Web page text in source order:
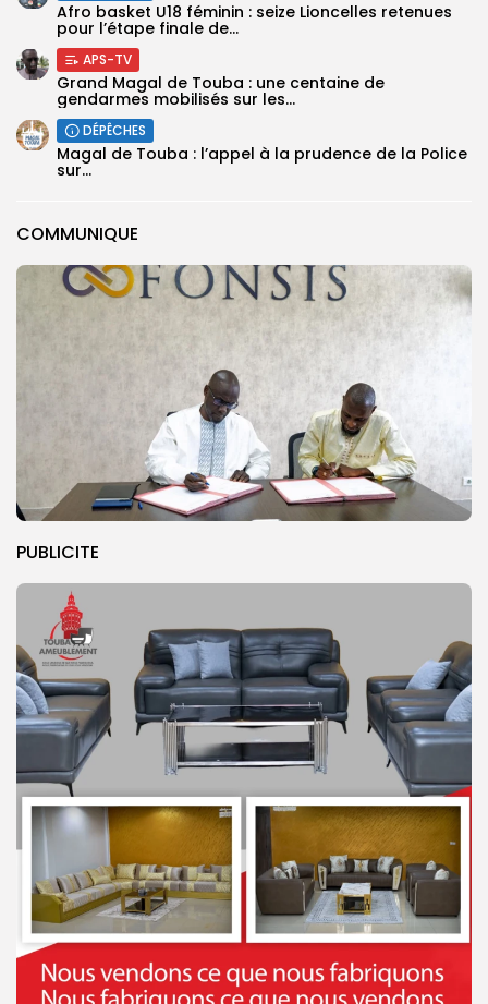
COMMUNIQUE
PUBLICITE
‎Afro basket U18 féminin : seize Lioncelles retenues
pour l’étape finale de...
APS-TV
Grand Magal de Touba : une centaine de
gendarmes mobilisés sur les...
DÉPÊCHES
Magal de Touba : l’appel à la prudence de la Police
sur...